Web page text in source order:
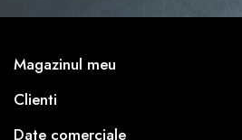
Magazinul meu
Clienti
Date comerciale